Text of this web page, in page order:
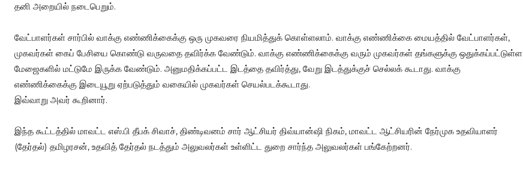
தனி அறையில் நடைபெறும்.
வேட்பாளர்கள் சார்பில் வாக்கு எண்ணிக்கைக்கு ஒரு முகவரை நியமித்துக் கொள்ளலாம். வாக்கு எண்ணிக்கை மையத்தில் வேட்பாளர்கள்,
முகவர்கள் கைப் பேசியை கொண்டு வருவதை தவிர்க்க வேண்டும். வாக்கு எண்ணிக்கைக்கு வரும் முகவர்கள் தங்களுக்கு ஒதுக்கப்பட்டுள்ள
மேஜைகளில் மட்டுமே இருக்க வேண்டும். அனுமதிக்கப்பட்ட இடத்தை தவிர்த்து, வேறு இடத்துக்குச் செல்லக் கூடாது. வாக்கு
எண்ணிக்கைக்கு இடையூறு ஏற்படுத்தும் வகையில் முகவர்கள் செயல்படக்கூடாது.
இவ்வாறு அவர் கூறினார்.
இந்த கூட்டத்தில் மாவட்ட எஸ்.பி தீபக் சிவாச், திண்டிவனம் சார் ஆட்சியர் திவ்யான்ஷி நிகம், மாவட்ட ஆட்சியரின் நேர்முக உதவியாளர்
(தேர்தல்) தமிழரசன், உதவித் தேர்தல் நடத்தும் அலுவலர்கள் உள்ளிட்ட துறை சார்ந்த அலுவலர்கள் பங்கேற்றனர்.